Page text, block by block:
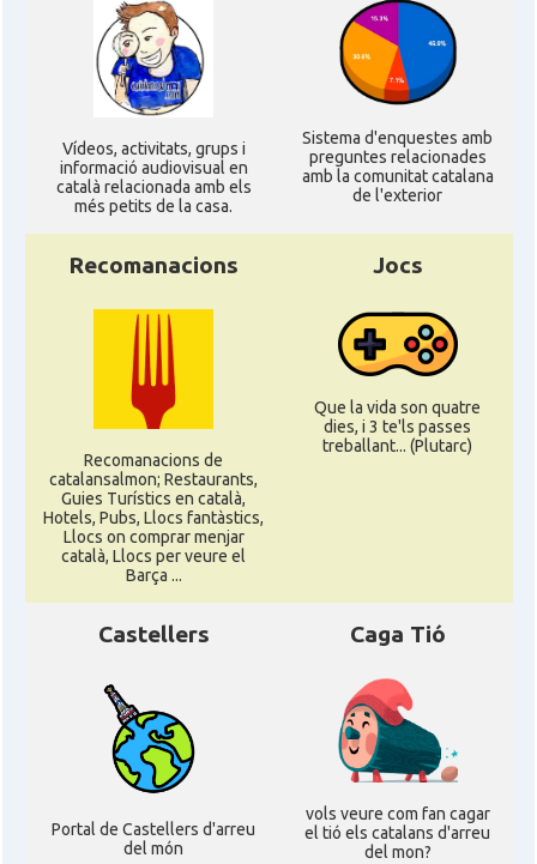
Ví­deos, activitats, grups i
informació audiovisual en
català relacionada amb els
més petits de la casa.
Sistema d'enquestes amb
preguntes relacionades
amb la comunitat catalana
de l'exterior
Recomanacions
Recomanacions de
catalansalmon; Restaurants,
Guies Turístics en català,
Hotels, Pubs, Llocs fantàstics,
Llocs on comprar menjar
català, Llocs per veure el
Barça ...
Jocs
Que la vida son quatre
dies, i 3 te'ls passes
treballant... (Plutarc)
Castellers
Portal de Castellers d'arreu
del món
Caga Tió
vols veure com fan cagar
el tió els catalans d'arreu
del mon?